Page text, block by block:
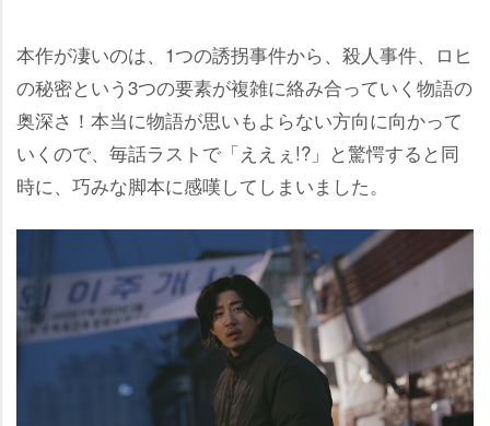
本作が凄いのは、1つの誘拐事件から、殺人事件、ロヒ
の秘密という3つの要素が複雑に絡み合っていく物語の
奥深さ！本当に物語が思いもよらない方向に向かって
いくので、毎話ラストで「ええぇ!?」と驚愕すると同
時に、巧みな脚本に感嘆してしまいました。